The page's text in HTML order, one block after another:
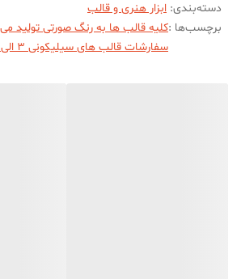
دسته‌بندی: ابزار هنری و قالب
برچسب‌ها :کلیه قالب ها به رنگ صورتی تولید
سفارشات قالب های سیلیکونی 3 الی 4 روزه ارسال می شوند